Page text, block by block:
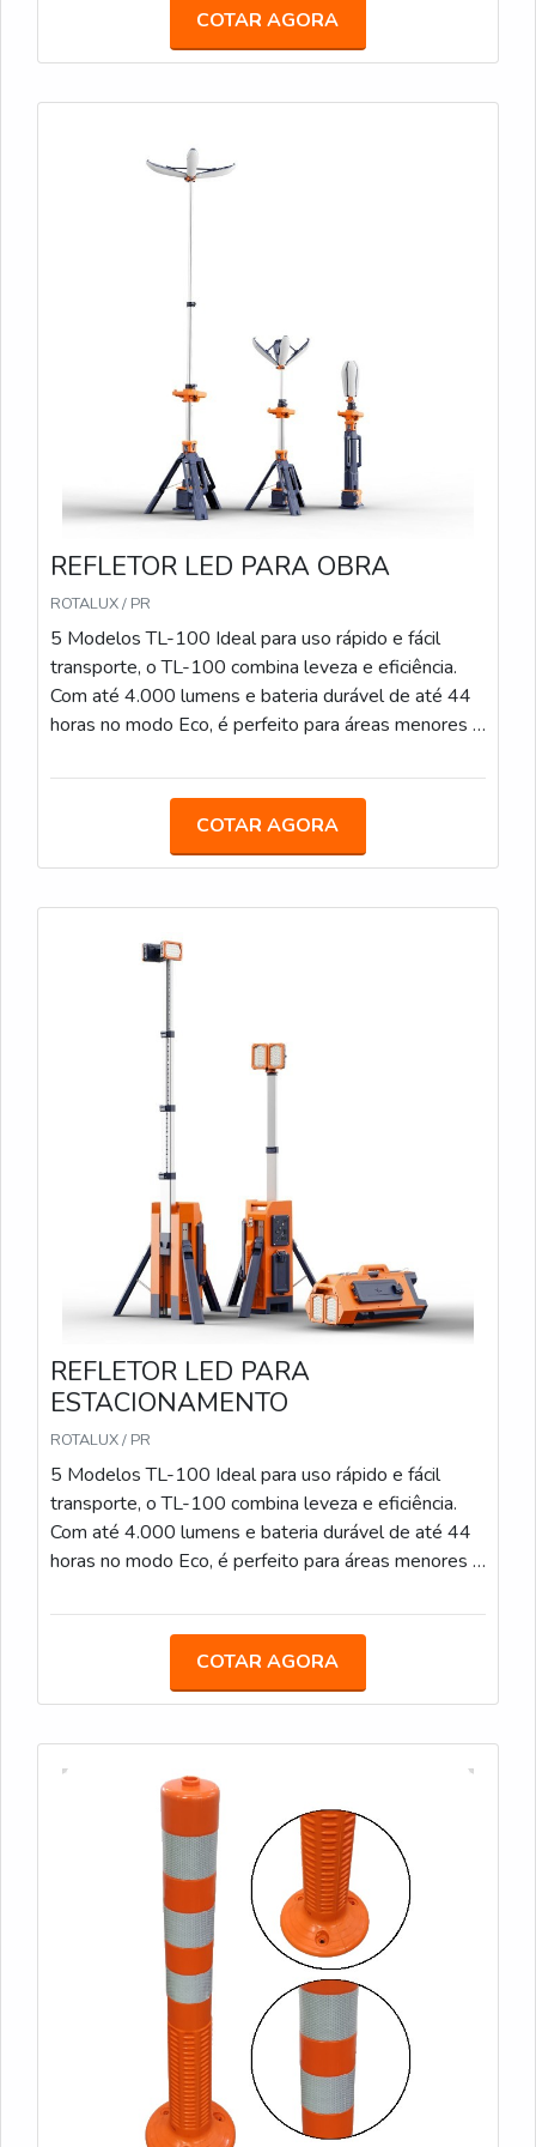
ajusta a várias alturas (de 1 a 2,3 metros) em
segundos, ideal para áreas de médio porte. PL-200
iluminação uniforme. Com até 12.000 lumens e
duração de bateria de até 44 horas, proporciona
de 17.000 lumens e alcance de 1.100 m², o TL-400
é a escolha perfeita para grandes áreas que exigem
iluminação de alta intensidade e durabilidade de até
100 horas no modo Eco.
COTAR AGORA
REFLETOR LED PARA OBRA
ROTALUX / PR
5 Modelos TL-100 Ideal para uso rápido e fácil
transporte, o TL-100 combina leveza e eficiência.
Com até 4.000 lumens e bateria durável de até 44
horas no modo Eco, é perfeito para áreas menores e
de até 12.000 lumens e tempo de bateria de até
ajusta a várias alturas (de 1 a 2,3 metros) em
segundos, ideal para áreas de médio porte. PL-200
iluminação uniforme. Com até 12.000 lumens e
duração de bateria de até 44 horas, proporciona
visibilidade sem pontos cegos. TL-300 Oferecendo
até 14.000 lumens e até 70 horas de uso no modo
Eco, o TL-300 é robusto e ajustável até 3,1 metros
de altura, ideal para grandes eventos e operações
de longa duração. TL-400 Com capacidade máxima
de 17.000 lumens e alcance de 1.100 m², o TL-400
é a escolha perfeita para grandes áreas que exigem
iluminação de alta intensidade e durabilidade de até
100 horas no modo Eco.
COTAR AGORA
REFLETOR LED PARA
ESTACIONAMENTO
ROTALUX / PR
5 Modelos TL-100 Ideal para uso rápido e fácil
transporte, o TL-100 combina leveza e eficiência.
Com até 4.000 lumens e bateria durável de até 44
horas no modo Eco, é perfeito para áreas menores e
de até 12.000 lumens e tempo de bateria de até
ajusta a várias alturas (de 1 a 2,3 metros) em
segundos, ideal para áreas de médio porte. PL-200
perfeito para grandes áreas que precisam de
iluminação uniforme. Com até 12.000 lumens e
duração de bateria de até 44 horas, proporciona
visibilidade sem pontos cegos. TL-300 Oferecendo
até 14.000 lumens e até 70 horas de uso no modo
Eco, o TL-300 é robusto e ajustável até 3,1 metros
de altura, ideal para grandes eventos e operações
de longa duração. TL-400 Com capacidade máxima
de 17.000 lumens e alcance de 1.100 m², o TL-400
é a escolha perfeita para grandes áreas que exigem
iluminação de alta intensidade e durabilidade de até
100 horas no modo Eco.
COTAR AGORA